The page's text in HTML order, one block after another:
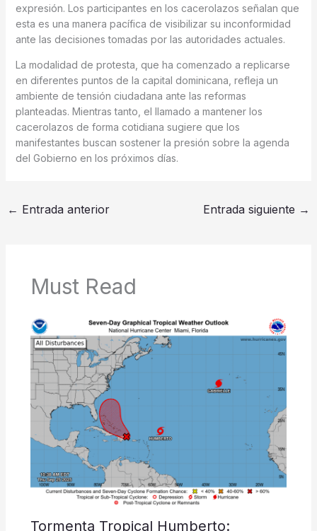
expresión. Los participantes en los cacerolazos señalan que
esta es una manera pacífica de visibilizar su inconformidad
ante las decisiones tomadas por las autoridades actuales.
La modalidad de protesta, que ha comenzado a replicarse
en diferentes puntos de la capital dominicana, refleja un
ambiente de tensión ciudadana ante las reformas
planteadas. Mientras tanto, el llamado a mantener los
cacerolazos de forma cotidiana sugiere que los
manifestantes buscan sostener la presión sobre la agenda
del Gobierno en los próximos días.
← Entrada anterior Entrada siguiente →
Must Read
Tormenta Tropical Humberto: